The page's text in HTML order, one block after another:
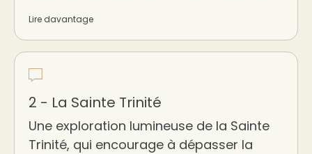
Lire davantage
2 - La Sainte Trinité
Une exploration lumineuse de la Sainte
Trinité, qui encourage à dépasser la